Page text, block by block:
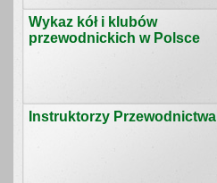
Wykaz kół i klubów
przewodnickich w Polsce
Instruktorzy Przewodnictwa